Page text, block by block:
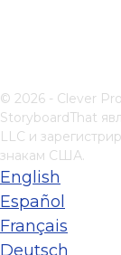
© 2026 - Clever
StoryboardThat
LLC и
знакам США.
English
Español
Français
Deutsch